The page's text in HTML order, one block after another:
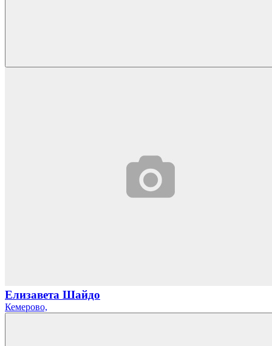
Елизавета Шайдо
Кемерово,